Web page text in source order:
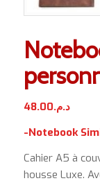
د.م.48.00
-Notebook
Cahier A5 à
housse Luxe.